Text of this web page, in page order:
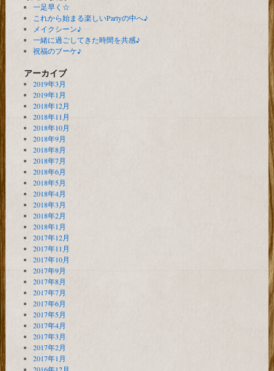
一足早く☆
これから始まる楽しいPartyの中へ♪
メイクシーン♪
一緒に過ごしてきた時間を共感♪
祝福のブーケ♪
アーカイブ
2019年3月
2019年1月
2018年12月
2018年11月
2018年10月
2018年9月
2018年8月
2018年7月
2018年6月
2018年5月
2018年4月
2018年3月
2018年2月
2018年1月
2017年12月
2017年11月
2017年10月
2017年9月
2017年8月
2017年7月
2017年6月
2017年5月
2017年4月
2017年3月
2017年2月
2017年1月